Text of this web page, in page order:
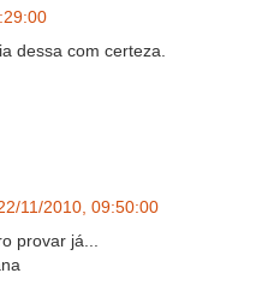
dessa com certeza.
11/2010, 09:50:00
provar já...